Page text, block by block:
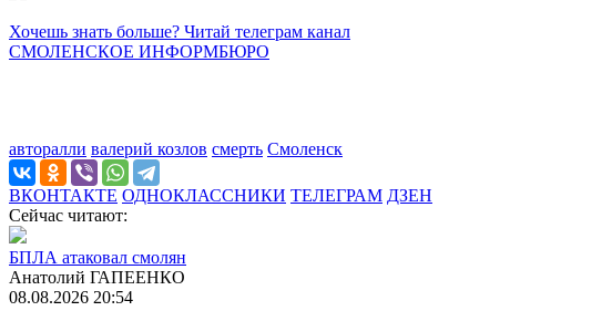
Хочешь знать больше? Читай телеграм канал
СМОЛЕНСКОЕ ИНФОРМБЮРО
авторалли валерий козлов смерть Смоленск
ВКОНТАКТЕ ОДНОКЛАССНИКИ ТЕЛЕГРАМ ДЗЕН
Сейчас читают:
БПЛА атаковал смолян
Анатолий ГАПЕЕНКО
08.08.2026 20:54